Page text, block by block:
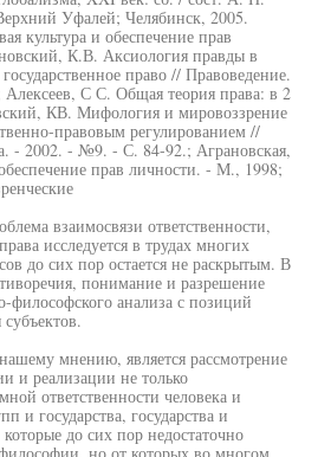
Уфалей; Челябинск, 2005.
культура и обеспечение прав
К.В. Аксиология правды в
право // Правоведение.
С С. Общая теория права: в 2
КВ. Мифология и мировоззрение
правовым регулированием //
- 2002. - №9. - С. 84-92.; Аграновская,
прав личности. - М., 1998;
взаимосвязи ответственности,
исследуется в трудах многих
до сих пор остается не раскрытым. В
понимание и разрешение
философского анализа с позиций
мнению, является рассмотрение
и реализации не только
ответственности человека и
и государства, государства и
до сих пор недостаточно